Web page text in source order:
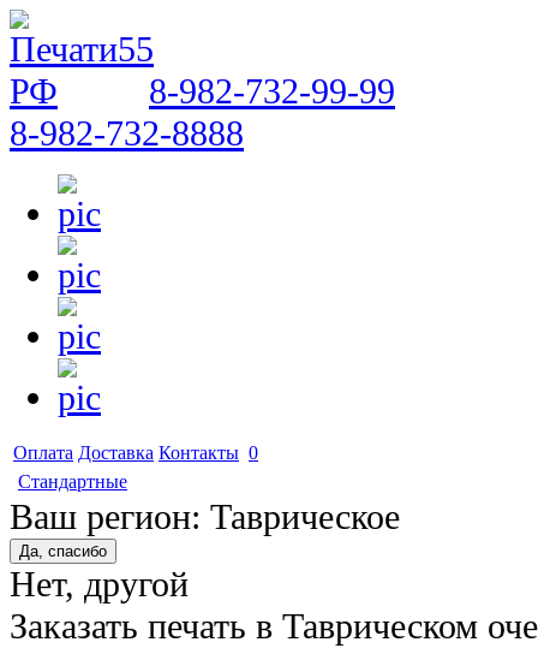
8-982-732-99-99
8-982-732-8888
Оплата Доставка Контакты 0
Стандартные
Ваш регион: Таврическое
Нет, другой
Заказать печать в Таврическом